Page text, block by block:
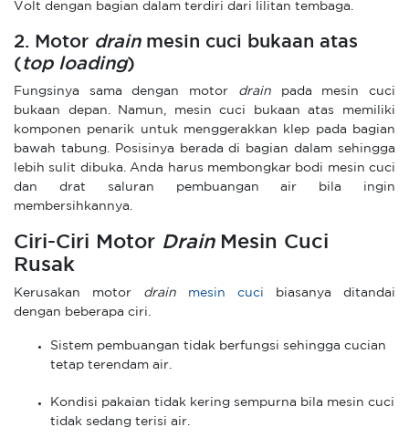
Volt dengan bagian dalam terdiri dari lilitan tembaga.
2. Motor drain mesin cuci bukaan atas
(top loading)
Fungsinya sama dengan motor drain
pada mesin cuci
bukaan depan. Namun, mesin cuci bukaan atas memiliki
komponen penarik untuk menggerakkan klep pada bagian
bawah tabung. Posisinya berada di bagian dalam sehingga
lebih sulit dibuka. Anda harus membongkar bodi mesin cuci
dan drat saluran pembuangan air bila ingin
membersihkannya.
Ciri-Ciri Motor Drain Mesin Cuci
Rusak
Kerusakan motor drain mesin cuci biasanya ditandai
dengan beberapa ciri.
Sistem pembuangan tidak berfungsi sehingga cucian
tetap terendam air.
Kondisi pakaian tidak kering sempurna bila mesin cuci
tidak sedang terisi air.